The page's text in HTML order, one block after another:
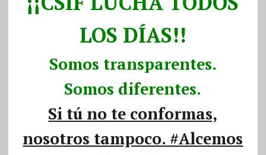
LOS DÍAS!!
Somos transparentes.
Somos diferentes.
Si tú no te conformas,
nosotros tampoco. #Alcemos